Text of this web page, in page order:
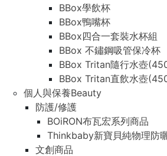
BBox學飲杯
BBox鴨嘴杯
BBox四合一套裝水杯組
BBox 不鏽鋼吸管保冷杯
BBox Tritan隨行水壺
BBox Tritan直飲水壺
個人與保養Beauty
防護/修護
BOiRON布瓦宏系列商品
Thinkbaby新寶貝純物理防
文創商品